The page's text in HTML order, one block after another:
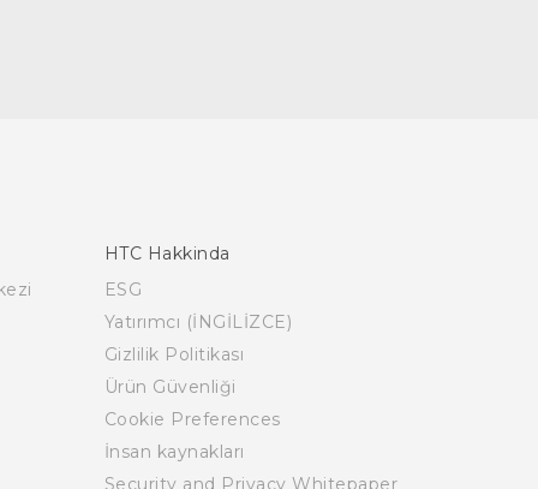
HTC Hakkinda
ESG
Yatırımcı (İNGİLİZCE)
Gizlilik Politikası
Ürün Güvenliği
Cookie Preferences
İnsan kaynakları
Security and Privacy Whitepaper